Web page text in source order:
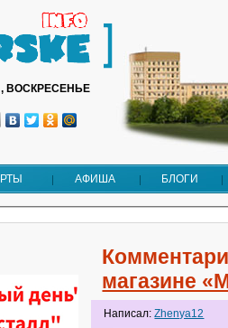
ВОСКРЕСЕНЬЕ
АФИША БЛОГИ
магазине
Написал:Zhenya12